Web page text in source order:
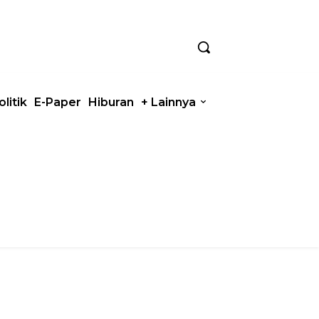
E-Paper Hiburan + Lainnya